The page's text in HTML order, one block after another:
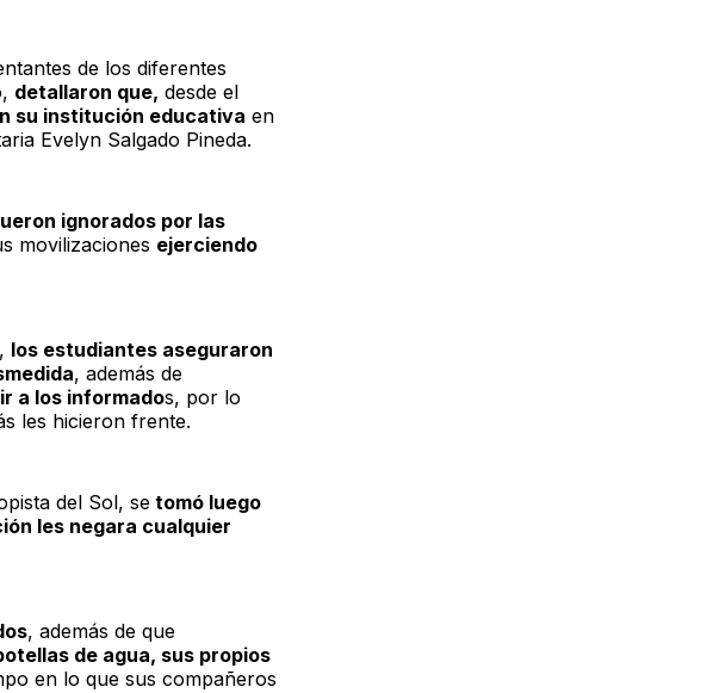
de los diferentes
detallaron que, desde el
su institución educativa en
Evelyn Salgado Pineda.
ignorados por las
movilizaciones ejerciendo
los estudiantes aseguraron
, además de
a los informados, por lo
les hicieron frente.
del Sol, setomó luego
les negara cualquier
, además de que
de agua, sus propios
en lo que sus compañeros